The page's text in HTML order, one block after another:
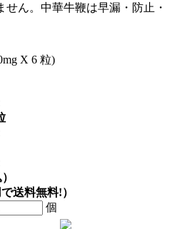
ん。中華牛鞭は早漏・防止・
X 6 粒)
送料無料!）
個